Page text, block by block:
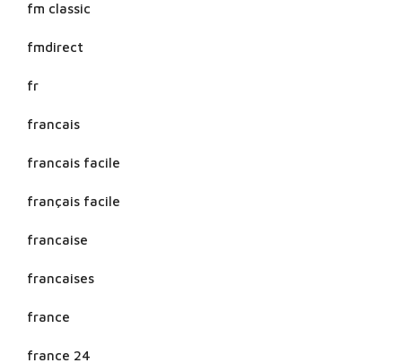
fm classic
fmdirect
fr
francais
francais facile
français facile
francaise
francaises
france
france 24